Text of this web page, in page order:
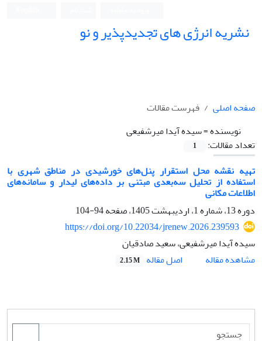
نشریه انرژی های تجدیدپذیر و نو
صفحه اصلی
فهرست مقالات
نویسنده =سیده آیدا میرشفیعی
تعداد مقالات:
1
تهیه نقشه محل استقرار پنل‌های خورشیدی در مناطق شهری با
استفاده از تحلیل سه‌بعدی مبتنی بر داده‌های لیدار و سامانه‌های
اطلاعات مکانی
دوره 13، شماره 1، اردیبهشت 1405، صفحه
94-104
https://doi.org/10.22034/jrenew.2026.239593
سیده آیدا میرشفیعی، سعید صادقیان
مشاهده مقاله
اصل مقاله 2.15 M